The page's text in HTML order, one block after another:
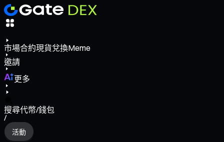
市場合約現貨兌換Meme
邀請
更多
搜尋代幣/錢包
/
活動